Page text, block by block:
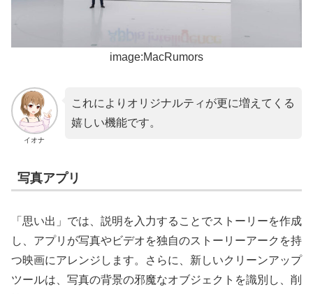
image:MacRumors
イオナ
これによりオリジナルティが更に増えてくる
嬉しい機能です。
写真アプリ
「思い出」では、説明を入力することでストーリーを作成
し、アプリが写真やビデオを独自のストーリーアークを持
つ映画にアレンジします。さらに、新しいクリーンアップ
ツールは、写真の背景の邪魔なオブジェクトを識別し、削